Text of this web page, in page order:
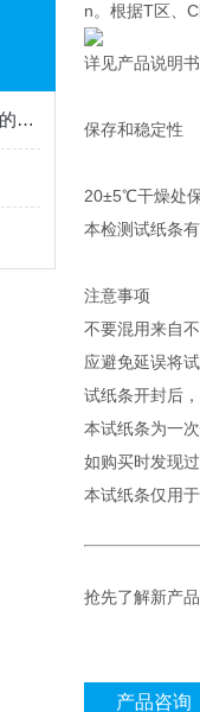
哪些方法可以检测乳及乳制品的掺假
n。根据T区、
详见产品说明书
保存和稳定性
20±5℃干燥处
本检测试纸条
注意事项
不要混用来自
应避免延误将
试纸条开封后
本试纸条为一
如购买时发现
本试纸条仅用
抢先了解新产
产品咨询